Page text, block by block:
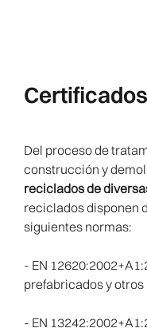
Certificados
Del proceso de
construcción y
reciclados de
reciclados disponen
siguientes normas:
- EN
prefabricados y otros
- EN